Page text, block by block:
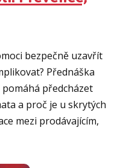
bezpečně uzavřít
Přednáška
předcházet
a proč je u skrytých
mezi prodávajícím,